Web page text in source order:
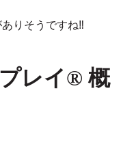
りそうですね‼︎
レイ® 概